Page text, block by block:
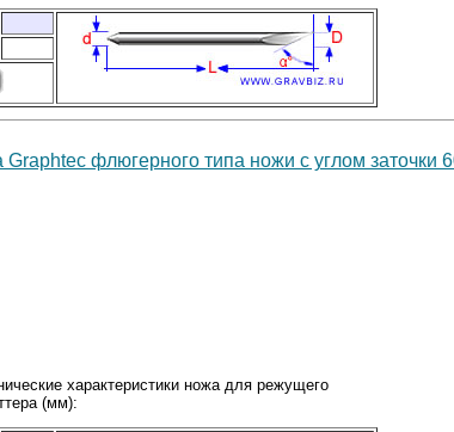
флюгерного типа ножи с углом заточки
характеристики ножа для режущего
(мм):